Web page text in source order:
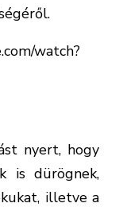
watch?
nyert, hogy
is dürögnek,
illetve a